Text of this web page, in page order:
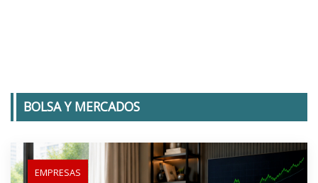
BOLSA Y MERCADOS
EMPRESAS